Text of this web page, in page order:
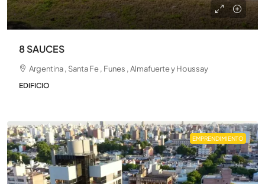
8 SAUCES
Argentina , Santa Fe , Funes , Almafuerte y Houssay
EDIFICIO
EMPRENDIMIENTO